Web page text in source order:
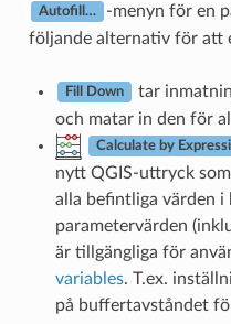
Autofill…
-menyn för en
följande alternativ för att
Fill Down
tar
och matar in den för
Calculate by
nytt QGIS-uttryck
alla befintliga värden i
parametervärden
är tillgängliga för
variables. T.ex.
på buffertavståndet